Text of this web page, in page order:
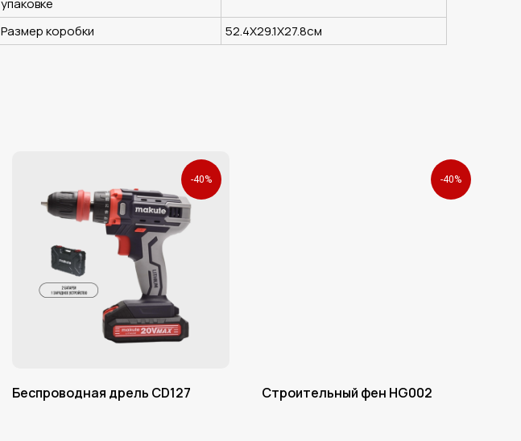
упаковке
Размер коробки 52.4Х29.1Х27.8см
-40%
Беспроводная дрель CD127
-40%
Строительный фен HG002